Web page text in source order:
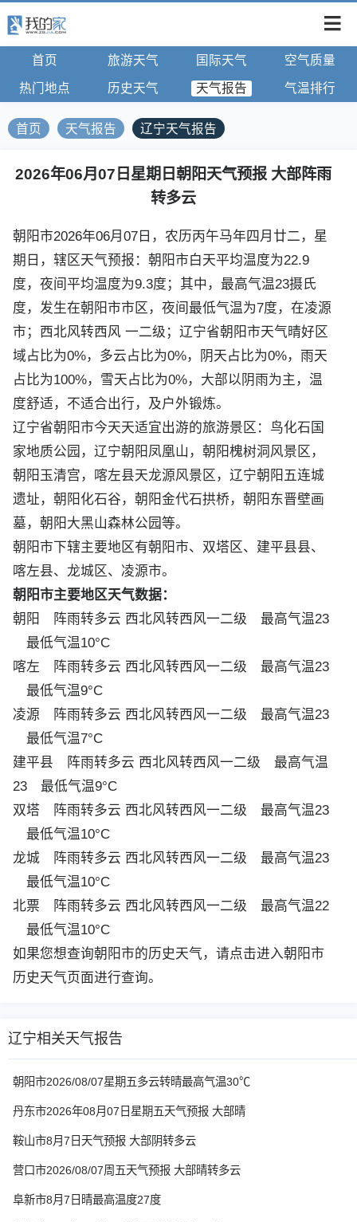
首页 旅游天气 国际天气 空气质量
热门地点 历史天气 天气报告 气温排行
首页 天气报告 辽宁天气报告
2026年06月07日星期日朝阳天气预报 大部阵雨
转多云
朝阳市2026年06月07日，农历丙午马年四月廿二，星
期日，辖区天气预报：朝阳市白天平均温度为22.9
度，夜间平均温度为9.3度；其中，最高气温23摄氏
度，发生在朝阳市市区，夜间最低气温为7度，在凌源
市；西北风转西风 一二级；辽宁省朝阳市天气晴好区
域占比为0%，多云占比为0%，阴天占比为0%，雨天
占比为100%，雪天占比为0%，大部以阴雨为主，温
度舒适，不适合出行，及户外锻炼。
辽宁省朝阳市今天天适宜出游的旅游景区： 鸟化石国
家地质公园 ，辽宁朝阳凤凰山， 朝阳槐树洞风景区 ，
朝阳玉清宫 ， 喀左县天龙源风景区 ， 辽宁朝阳五连城
遗址 ， 朝阳化石谷 ， 朝阳金代石拱桥 ， 朝阳东晋壁画
墓 ， 朝阳大黑山森林公园等。
朝阳市下辖主要地区有朝阳市、双塔区、建平县县、
喀左县、龙城区、凌源市。
朝阳市主要地区天气数据：
朝阳
阵雨转多云 西北风转西风一二级 最高气温23
最低气温10°C
喀左 阵雨转多云 西北风转西风一二级 最高气温23
最低气温9°C
凌源 阵雨转多云 西北风转西风一二级 最高气温23
最低气温7°C
建平县 阵雨转多云 西北风转西风一二级 最高气温
23 最低气温9°C
双塔 阵雨转多云 西北风转西风一二级 最高气温23
最低气温10°C
龙城 阵雨转多云 西北风转西风一二级 最高气温23
最低气温10°C
北票 阵雨转多云 西北风转西风一二级 最高气温22
最低气温10°C
如果您想查询朝阳市的历史天气，请点击进入朝阳市
历史天气页面进行查询。
辽宁相关天气报告
朝阳市2026/08/07星期五多云转晴最高气温30℃
丹东市2026年08月07日星期五天气预报 大部晴
鞍山市8月7日天气预报 大部阴转多云
营口市2026/08/07周五天气预报 大部晴转多云
阜新市8月7日晴最高温度27度